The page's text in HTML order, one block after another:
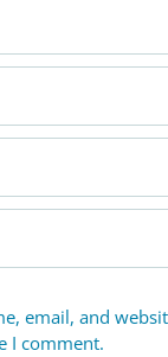
email, and
I comment.